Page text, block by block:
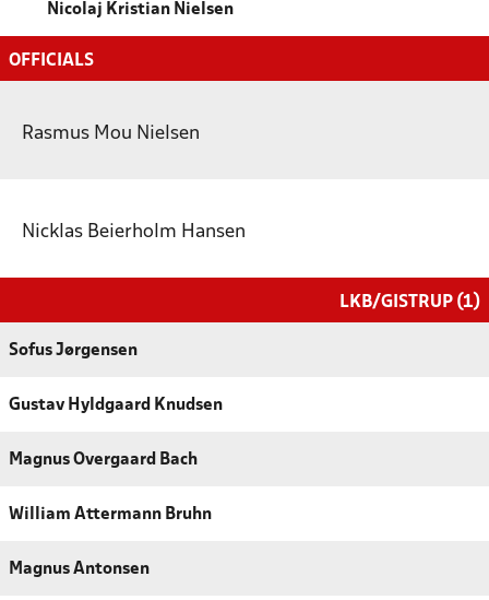
Nicolaj Kristian Nielsen
OFFICIALS
Rasmus Mou Nielsen
Nicklas Beierholm Hansen
LKB/GISTRUP (1)
Sofus Jørgensen
Gustav Hyldgaard Knudsen
Magnus Overgaard Bach
William Attermann Bruhn
Magnus Antonsen